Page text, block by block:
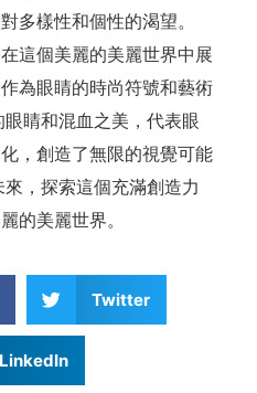
多樣性和個性的渴望。
這個美麗的美麗世界中展
為眼睛的時尚符號和藝術
睛和混血之美，代表眼
，創造了無限的視覺可能
，探索這個充滿創造力
的美麗世界。
Twitter
LinkedIn